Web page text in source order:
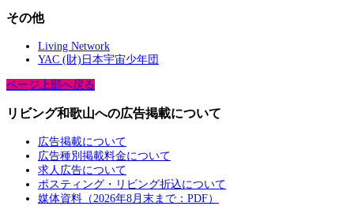
その他
Living Network
YAC (財)日本宇宙少年団
ページ上部へ戻る
リビング和歌山への広告掲載について
広告掲載について
広告種別掲載料金について
求人広告について
ポスティング・リビング折込について
媒体資料（2026年8月末まで：PDF）